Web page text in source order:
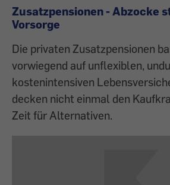
Zusatzpensionen - Abzocke
Vorsorge
Die privaten Zusatzpensionen
vorwiegend auf unflexiblen,
kostenintensiven
decken nicht einmal den
Zeit für Alternativen.